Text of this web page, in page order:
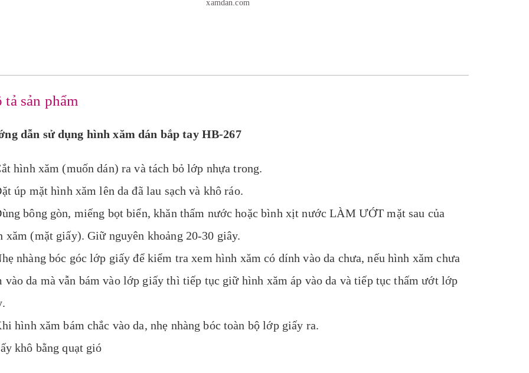
xamdan.com
tả sản phẩm
dẫn sử dụng hình xăm dán bắp tay HB-267
hình xăm (muốn dán) ra và tách bỏ lớp nhựa trong.
úp mặt hình xăm lên da đã lau sạch và khô ráo.
bông gòn, miếng bọt biển, khăn thấm nước hoặc bình xịt nước LÀM ƯỚT mặt sau của
xăm (mặt giấy). Giữ nguyên khoảng 20-30 giây.
nhàng bóc góc lớp giấy để kiểm tra xem hình xăm có dính vào da chưa, nếu hình xăm chưa
vào da mà vẫn bám vào lớp giấy thì tiếp tục giữ hình xăm áp vào da và tiếp tục thấm ướt lớp
hình xăm bám chắc vào da, nhẹ nhàng bóc toàn bộ lớp giấy ra.
khô bằng quạt gió